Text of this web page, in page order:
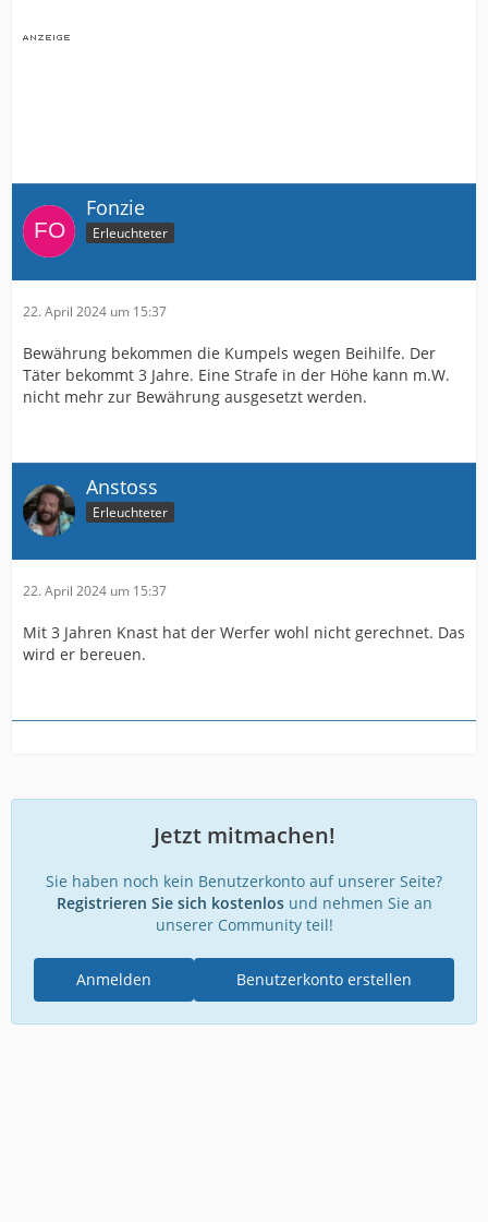
Fonzie
Erleuchteter
22. April 2024 um 15:37
Bewährung bekommen die Kumpels wegen Beihilfe. Der
Täter bekommt 3 Jahre. Eine Strafe in der Höhe kann m.W.
nicht mehr zur Bewährung ausgesetzt werden.
Anstoss
Erleuchteter
22. April 2024 um 15:37
Mit 3 Jahren Knast hat der Werfer wohl nicht gerechnet. Das
wird er bereuen.
Jetzt mitmachen!
Sie haben noch kein Benutzerkonto auf unserer Seite?
Registrieren Sie sich kostenlosund nehmen Sie an
unserer Community teil!
Benutzerkonto erstellen
Anmelden